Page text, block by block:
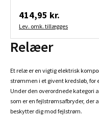
414,95 kr.
Lev. omk. tillægges
Relæer
Et relæ er en vigtig elektrisk
strømmen i et givent kredsløb,
Under den overordnede kategori
som er en fejlstrømsafbryder,
beskytter dig mod fejlstrøm.